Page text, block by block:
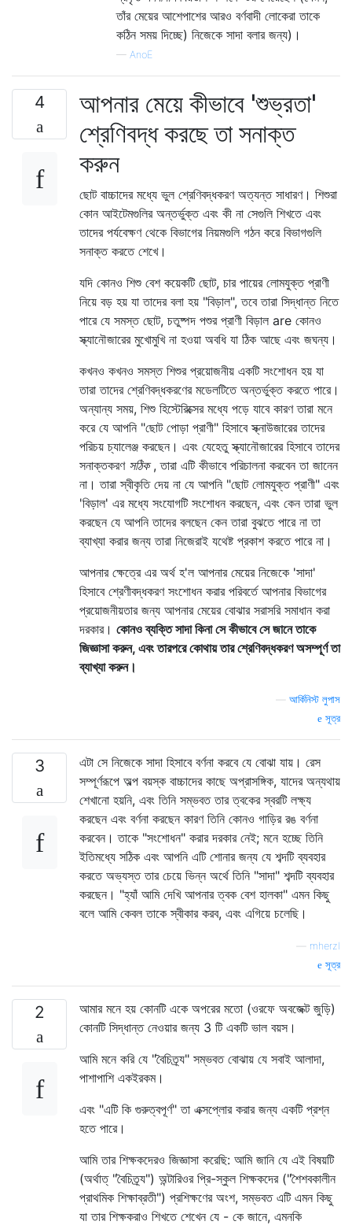
তাঁর মেয়ের আশেপাশের আরও বর্ণবাদী লোকেরা তাকে
কঠিন সময় দিচ্ছে) নিজেকে সাদা বলার জন্য)।
— AnoE
4
আপনার মেয়ে কীভাবে 'শুভ্রতা'
শ্রেণিবদ্ধ করছে তা সনাক্ত
করুন
ছোট বাচ্চাদের মধ্যে ভুল শ্রেণিবদ্ধকরণ অত্যন্ত সাধারণ। শিশুরা
কোন আইটেমগুলির অন্তর্ভুক্ত এবং কী না সেগুলি শিখতে এবং
তাদের পর্যবেক্ষণ থেকে বিভাগের নিয়মগুলি গঠন করে বিভাগগুলি
সনাক্ত করতে শেখে।
যদি কোনও শিশু বেশ কয়েকটি ছোট, চার পায়ের লোমযুক্ত প্রাণী
নিয়ে বড় হয় যা তাদের বলা হয় "বিড়াল", তবে তারা সিদ্ধান্ত নিতে
পারে যে সমস্ত ছোট, চতুষ্পদ পশুর প্রাণী বিড়াল are কোনও
স্ক্যানৌজারের মুখোমুখি না হওয়া অবধি যা ঠিক আছে এবং জঘন্য।
কখনও কখনও সমস্ত শিশুর প্রয়োজনীয় একটি সংশোধন হয় যা
তারা তাদের শ্রেণিবদ্ধকরণের মডেলটিতে অন্তর্ভুক্ত করতে পারে।
অন্যান্য সময়, শিশু হিস্টেরিক্সের মধ্যে পড়ে যাবে কারণ তারা মনে
করে যে আপনি "ছোট পোড়া প্রাণী" হিসাবে স্ক্নাউজারের তাদের
পরিচয় চ্যালেঞ্জ করছেন। এবং যেহেতু স্ক্যানৌজারের হিসাবে তাদের
সনাক্তকরণ সঠিক, তারা এটি কীভাবে পরিচালনা করবেন তা জানেন
না। তারা স্বীকৃতি দেয় না যে আপনি "ছোট লোমযুক্ত প্রাণী" এবং
'বিড়াল' এর মধ্যে সংযোগটি সংশোধন করছেন, এবং কেন তারা ভুল
করছেন যে আপনি তাদের বলছেন কেন তারা বুঝতে পারে না তা
ব্যাখ্যা করার জন্য তারা নিজেরাই যথেষ্ট প্রকাশ করতে পারে না।
আপনার ক্ষেত্রে এর অর্থ হ'ল আপনার মেয়ের নিজেকে 'সাদা'
হিসাবে শ্রেণীবদ্ধকরণ সংশোধন করার পরিবর্তে আপনার বিভাগের
প্রয়োজনীয়তার জন্য আপনার মেয়ের বোঝার সরাসরি সমাধান করা
দরকার। কোনও ব্যক্তি সাদা কিনা সে কীভাবে সে জানে তাকে
জিজ্ঞাসা করুন, এবং তারপরে কোথায় তার শ্রেণিবদ্ধকরণ অসম্পূর্ণ তা
ব্যাখ্যা করুন।
আর্কিনিস্ট লুপাস
সূত্র
3
এটা সে নিজেকে সাদা হিসাবে বর্ণনা করবে যে বোঝা যায়। রেস
সম্পূর্ণরূপে অল্প বয়স্ক বাচ্চাদের কাছে অপ্রাসঙ্গিক, যাদের অন্যথায়
শেখানো হয়নি, এবং তিনি সম্ভবত তার ত্বকের স্বরটি লক্ষ্য
করছেন এবং বর্ণনা করছেন কারণ তিনি কোনও গাড়ির রঙ বর্ণনা
করবেন। তাকে "সংশোধন" করার দরকার নেই; মনে হচ্ছে তিনি
ইতিমধ্যে সঠিক এবং আপনি এটি শোনার জন্য যে শব্দটি ব্যবহার
করতে অভ্যস্ত তার চেয়ে ভিন্ন অর্থে তিনি "সাদা" শব্দটি ব্যবহার
করছেন। "হ্যাঁ আমি দেখি আপনার ত্বক বেশ হালকা" এমন কিছু
বলে আমি কেবল তাকে স্বীকার করব, এবং এগিয়ে চলেছি।
mherzl
সূত্র
2
আমার মনে হয় কোনটি একে অপরের মতো (ওরফে অবজেক্ট জুড়ি)
কোনটি সিদ্ধান্ত নেওয়ার জন্য 3 টি একটি ভাল বয়স।
আমি মনে করি যে "বৈচিত্র্য" সম্ভবত বোঝায় যে সবাই আলাদা,
পাশাপাশি একইরকম।
এবং "এটি কি গুরুত্বপূর্ণ" তা এক্সপ্লোর করার জন্য একটি প্রশ্ন
হতে পারে।
আমি তার শিক্ষকদেরও জিজ্ঞাসা করেছি: আমি জানি যে এই বিষয়টি
(অর্থাত্ "বৈচিত্র্য") অন্টারিওর প্রি-স্কুল শিক্ষকদের ("শৈশবকালীন
প্রাথমিক শিক্ষাব্রতী") প্রশিক্ষণের অংশ, সম্ভবত এটি এমন কিছু
যা তার শিক্ষকরাও শিখতে শেখেন যে - কে জানে, এমনকি